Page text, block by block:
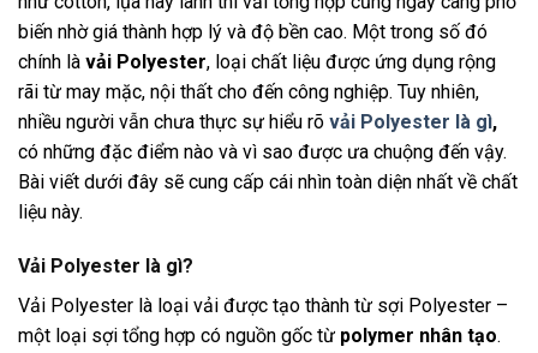
biến nhờ giá thành hợp lý và độ bền cao. Một trong số đó
chính là vải Polyester, loại chất liệu được ứng dụng rộng
rãi từ may mặc, nội thất cho đến công nghiệp. Tuy nhiên,
nhiều người vẫn chưa thực sự hiểu rõ vải Polyester là gì,
có những đặc điểm nào và vì sao được ưa chuộng đến vậy.
Bài viết dưới đây sẽ cung cấp cái nhìn toàn diện nhất về chất
liệu này.
Vải Polyester là gì?
Vải Polyester là loại vải được tạo thành từ sợi Polyester –
một loại sợi tổng hợp có nguồn gốc từ polymer nhân tạo.